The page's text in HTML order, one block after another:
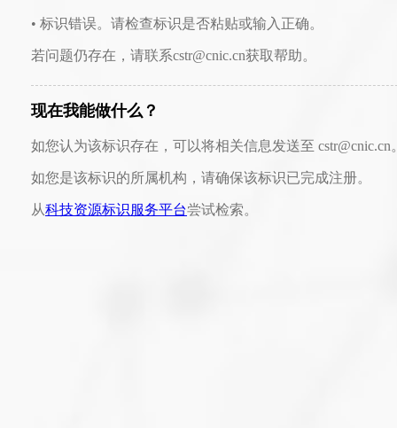
• 标识错误。请检查标识是否粘贴或输入正确。
若问题仍存在，请联系cstr@cnic.cn获取帮助。
现在我能做什么？
如您认为该标识存在，可以将相关信息发送至 cstr@cnic.cn
如您是该标识的所属机构，请确保该标识已完成注册。
从科技资源标识服务平台尝试检索。